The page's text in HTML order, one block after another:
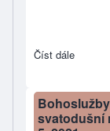
Číst dále
svatodušní